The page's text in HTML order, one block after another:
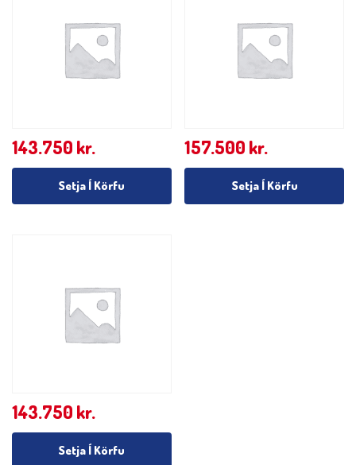
143.750 kr.
Setja Í Körfu
157.500 kr.
Setja Í Körfu
143.750 kr.
Setja Í Körfu